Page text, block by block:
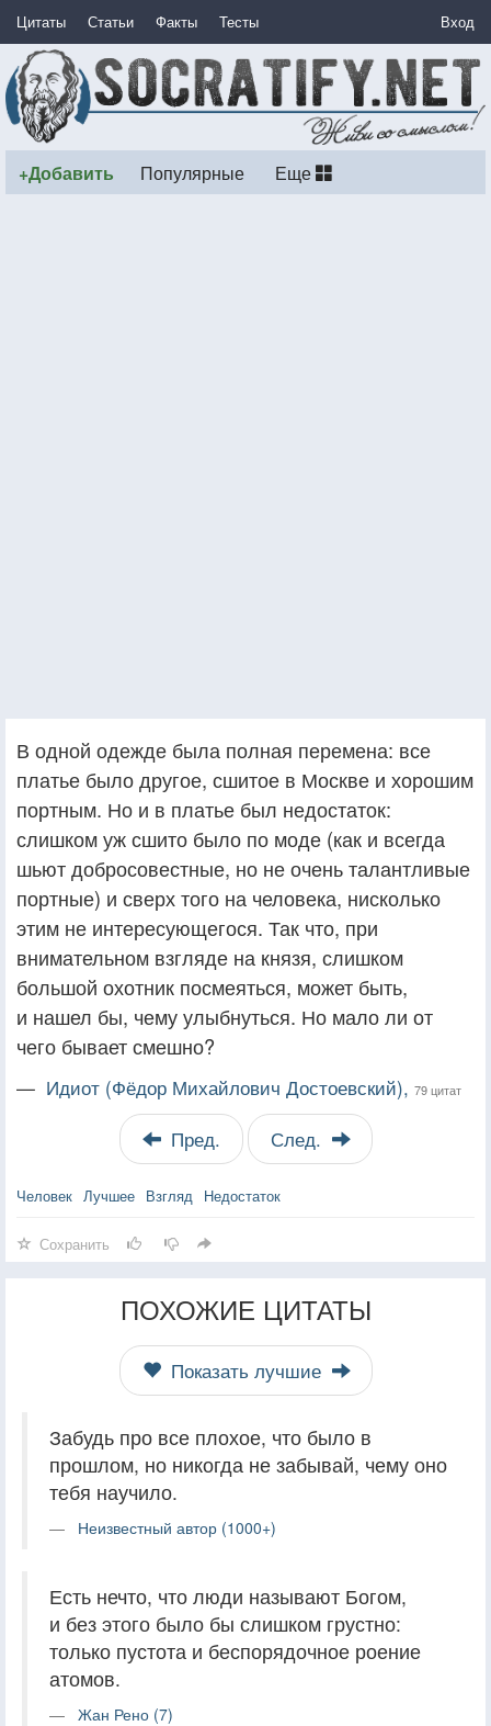
Цитаты Статьи Факты Тесты Вход
+Добавить Популярные Еще
В одной одежде была полная перемена: все
платье было другое, сшитое в Москве и хорошим
портным. Но и в платье был недостаток:
слишком уж сшито было по моде (как и всегда
шьют добросовестные, но не очень талантливые
портные) и сверх того на человека, нисколько
этим не интересующегося. Так что, при
внимательном взгляде на князя, слишком
большой охотник посмеяться, может быть,
и нашел бы, чему улыбнуться. Но мало ли от
чего бывает смешно?
— Идиот (Фёдор Михайлович Достоевский), 79 цитат
Пред. След.
Человек Лучшее Взгляд Недостаток
Сохранить
ПОХОЖИЕ ЦИТАТЫ
Показать лучшие
Забудь про все плохое, что было в
прошлом, но никогда не забывай, чему оно
тебя научило.
Неизвестный автор (1000+)
Есть нечто, что люди называют Богом,
и без этого было бы слишком груст­но:
только пустота и беспорядочное роение
атомов.
Жан Рено (7)